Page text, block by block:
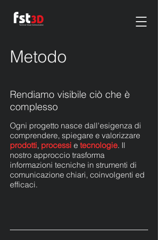
Metodo
Rendiamo visibile ciò che è
complesso
Ogni progetto nasce dall'esigenza di
comprendere, spiegare e valorizzare
prodotti, processi e tecnologie. Il
nostro approccio trasforma
informazioni tecniche in strumenti di
comunicazione chiari, coinvolgenti ed
efficaci.